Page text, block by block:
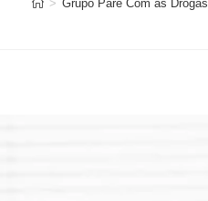
> Grupo Pare Com as Drogas